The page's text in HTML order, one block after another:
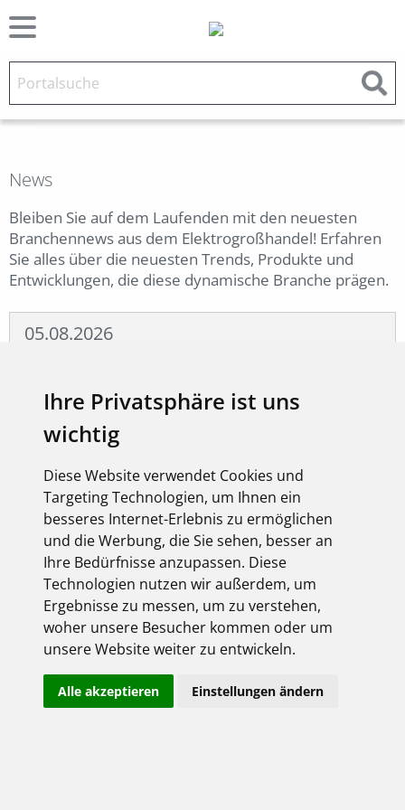
Ihre Privatsphäre ist uns
wichtig
Diese Website verwendet Cookies und
Targeting Technologien, um Ihnen ein
besseres Internet-Erlebnis zu ermöglichen
und die Werbung, die Sie sehen, besser an
Ihre Bedürfnisse anzupassen. Diese
Technologien nutzen wir außerdem, um
Ergebnisse zu messen, um zu verstehen,
woher unsere Besucher kommen oder um
unsere Website weiter zu entwickeln.
Alle akzeptieren Einstellungen ändern
News
Bleiben Sie auf dem Laufenden mit den neuesten
Branchennews aus dem Elektrogroßhandel! Erfahren
Sie alles über die neuesten Trends, Produkte und
Entwicklungen, die diese dynamische Branche prägen.
05.08.2026
Pendelleuchte für moderne
Arbeitswelten
Mit ADARA bietet BRUMBERG eine LED-
Objektbereiche. Die Leuchte kombiniert
blendarmes Licht mit verschiedenen
Möglichkeiten für die Lichtplanung und eignet...
mehr
03.08.2026
Stecken statt spleißen:
Glasfaserstrecken schneller
installieren